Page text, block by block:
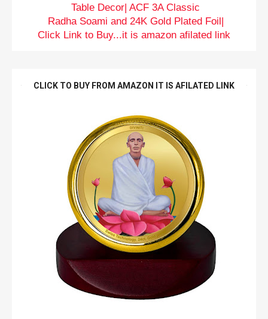
Table Decor| ACF 3A Classic
Radha Soami and 24K Gold Plated Foil|
Click Link to Buy...it is amazon afilated link
CLICK TO BUY FROM AMAZON IT IS AFILATED LINK